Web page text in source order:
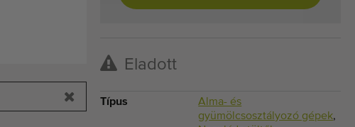
Eladott
Típus
Alma- és
gyümölcsosztályozó gépek,